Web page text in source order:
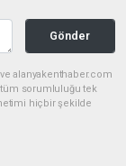
Gönder
alanyakenthaber.com
tüm sorumluluğu tek
hiçbir şekilde